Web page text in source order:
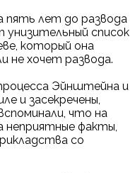
пять лет до развода
список
который она
не хочет развода.
Эйнштейна и
и засекречены,
что на
неприятные факты,
со